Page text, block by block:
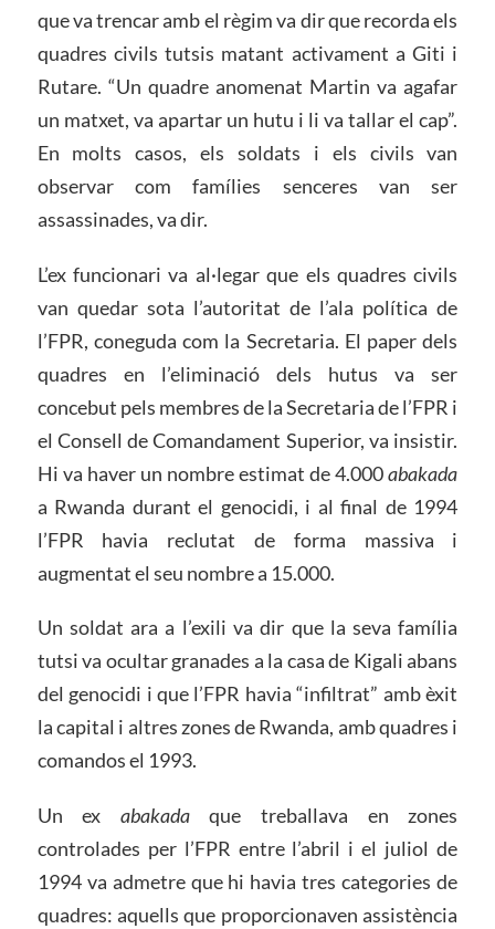
que va trencar amb el règim va dir que recorda els
quadres civils tutsis matant activament a Giti i
Rutare. “Un quadre anomenat Martin va agafar
un matxet, va apartar un hutu i li va tallar el cap”.
En molts casos, els soldats i els civils van
observar com famílies senceres van ser
assassinades, va dir.
L’ex funcionari va al·legar que els quadres civils
van quedar sota l’autoritat de l’ala política de
l’FPR, coneguda com la Secretaria. El paper dels
quadres en l’eliminació dels hutus va ser
concebut pels membres de la Secretaria de l’FPR i
el Consell de Comandament Superior, va insistir.
Hi va haver un nombre estimat de 4.000abakada
a Rwanda durant el genocidi, i al final de 1994
l’FPR havia reclutat de forma massiva i
augmentat el seu nombre a 15.000.
Un soldat ara a l’exili va dir que la seva família
tutsi va ocultar granades a la casa de Kigali abans
del genocidi i que l’FPR havia “infiltrat” amb èxit
la capital i altres zones de Rwanda, amb quadres i
comandos el 1993.
Un ex abakadaque treballava en zones
controlades per l’FPR entre l’abril i el juliol de
1994 va admetre que hi havia tres categories de
quadres: aquells que proporcionaven assistència